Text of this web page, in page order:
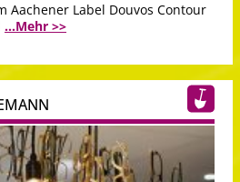
Aachener Label Douvos Contour
...Mehr >>